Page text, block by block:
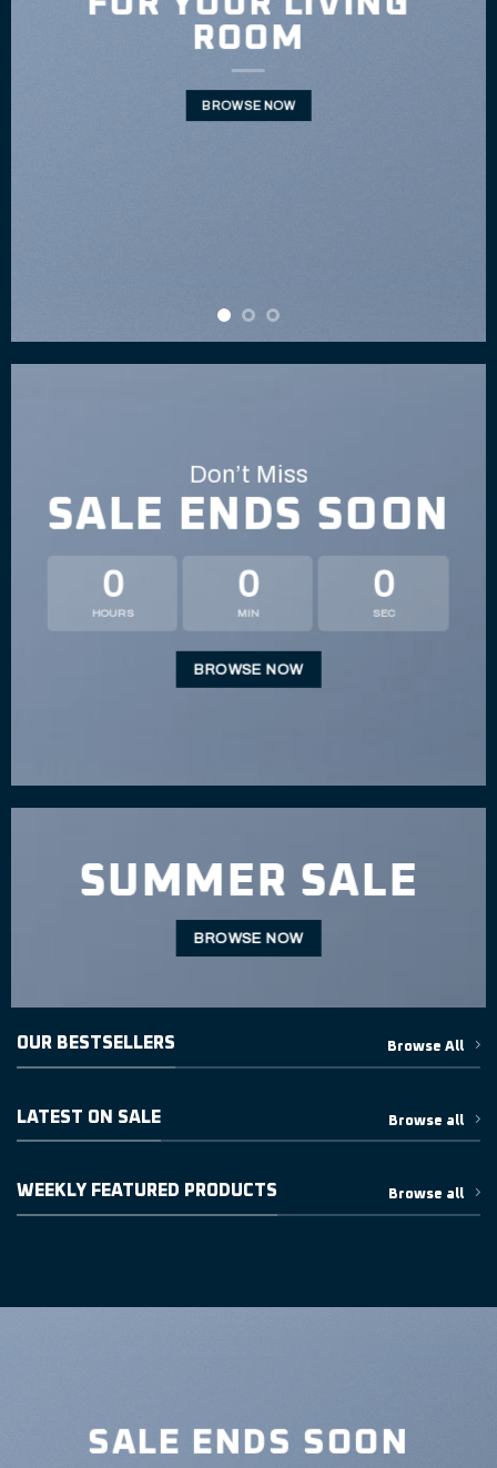
ROOM
BROWSE NOW
Don’t Miss
SALE ENDS SOON
0
HOURS
0
MIN
0
SEC
BROWSE NOW
SUMMER SALE
BROWSE NOW
OUR BESTSELLERS Browse All
LATEST ON SALE Browse all
WEEKLY FEATURED PRODUCTS Browse all
SALE ENDS SOON